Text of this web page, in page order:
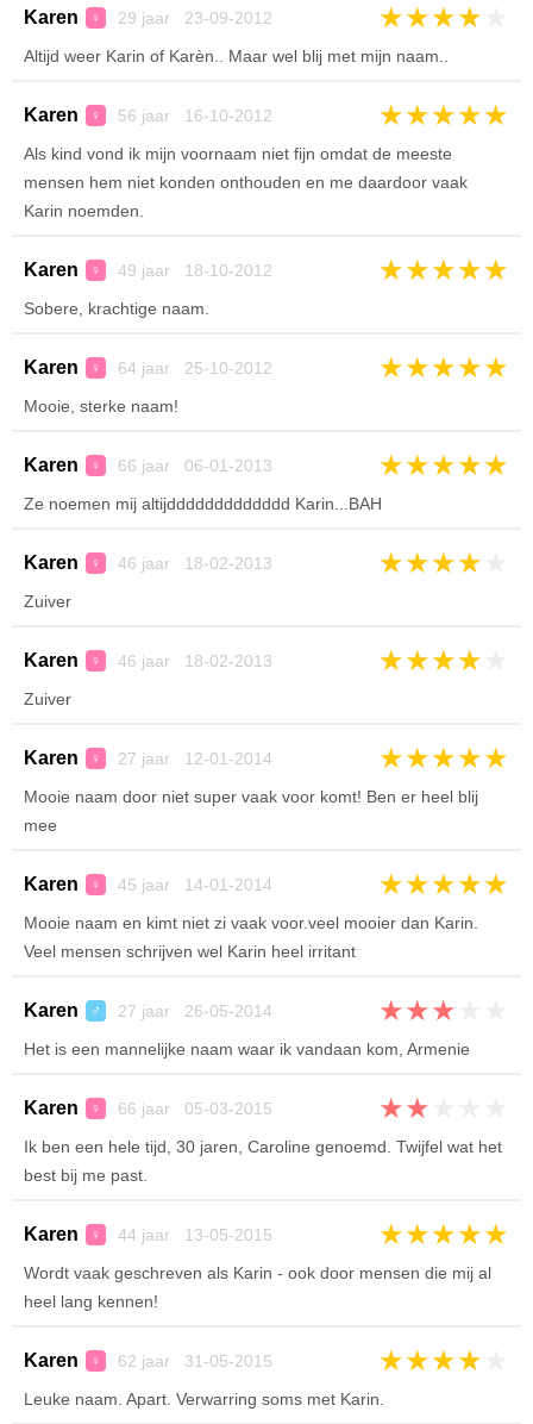
Karen ♀ 29 jaar 23-09-2012 ★★★★
Altijd weer Karin of Karèn.. Maar wel blij met mijn naam..
Karen ♀ 56 jaar 16-10-2012 ★★★★★
Als kind vond ik mijn voornaam niet fijn omdat de meeste
mensen hem niet konden onthouden en me daardoor vaak
Karin noemden.
Karen ♀ 49 jaar 18-10-2012 ★★★★★
Sobere, krachtige naam.
Karen ♀ 64 jaar 25-10-2012 ★★★★★
Mooie, sterke naam!
Karen ♀ 66 jaar 06-01-2013 ★★★★★
Ze noemen mij altijddddddddddddd Karin...BAH
Karen ♀ 46 jaar 18-02-2013 ★★★★
Zuiver
Karen ♀ 46 jaar 18-02-2013 ★★★★
Zuiver
Karen ♀ 27 jaar 12-01-2014 ★★★★★
Mooie naam door niet super vaak voor komt! Ben er heel blij
mee
Karen ♀ 45 jaar 14-01-2014 ★★★★★
Mooie naam en kimt niet zi vaak voor.veel mooier dan Karin.
Veel mensen schrijven wel Karin heel irritant
Karen ♂ 27 jaar 26-05-2014 ★★★
Het is een mannelijke naam waar ik vandaan kom, Armenie
Karen ♀ 66 jaar 05-03-2015 ★★
Ik ben een hele tijd, 30 jaren, Caroline genoemd. Twijfel wat het
best bij me past.
Karen ♀ 44 jaar 13-05-2015 ★★★★★
Wordt vaak geschreven als Karin - ook door mensen die mij al
heel lang kennen!
Karen ♀ 62 jaar 31-05-2015 ★★★★
Leuke naam. Apart. Verwarring soms met Karin.